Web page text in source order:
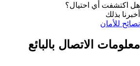
هل اكتشفت أي احتيال؟
أخبرنا بذلك
نصائح للأمان
معلومات الاتصال بالبائع